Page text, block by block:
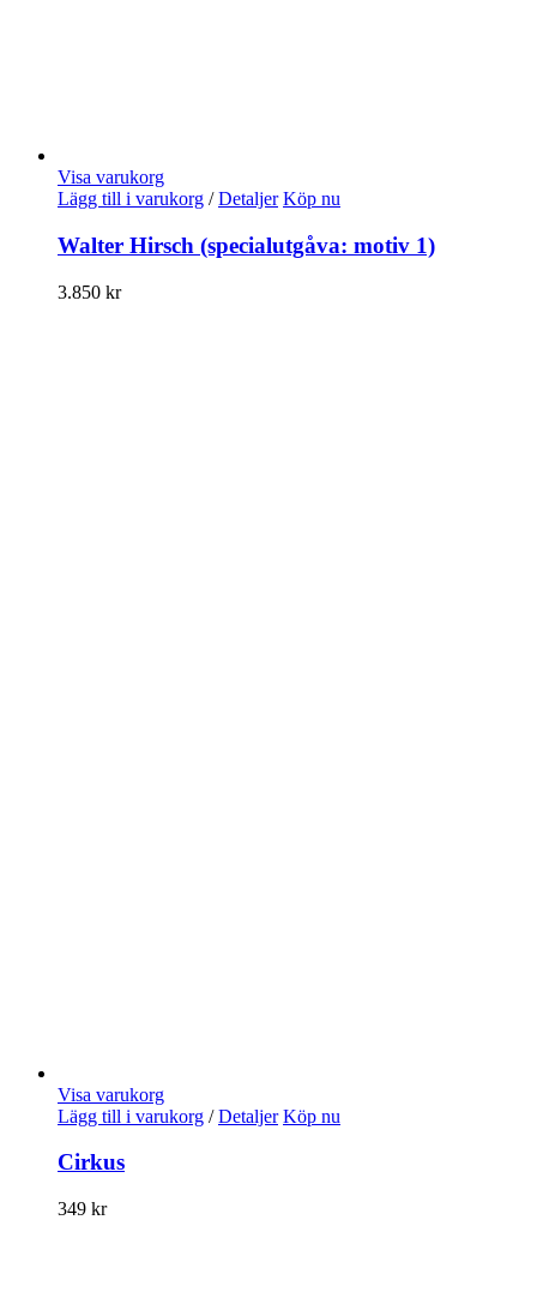
Visa varukorg
Lägg till i varukorg / Detaljer Köp nu
Walter Hirsch (specialutgåva: motiv 1)
3.850 kr
Visa varukorg
Lägg till i varukorg / Detaljer Köp nu
Cirkus
349 kr